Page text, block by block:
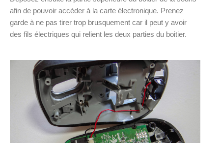
afin de pouvoir accéder à la carte électronique. Prenez
garde à ne pas tirer trop brusquement car il peut y avoir
des fils électriques qui relient les deux parties du boitier.